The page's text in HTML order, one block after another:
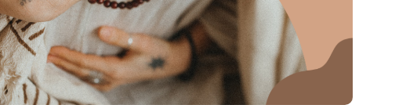
HPVV9bDcCPkHDGM82MZwsG